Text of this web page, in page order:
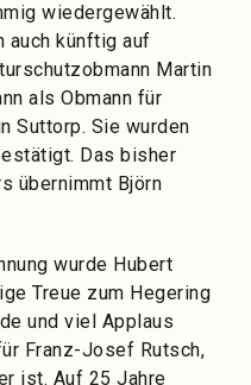
wiedergewählt.
auch künftig auf
Martin
als Obmann für
Suttorp. Sie wurden
Das bisher
übernimmt Björn
wurde Hubert
Treue zum Hegering
und viel Applaus
Franz-Josef Rutsch,
ist. Auf 25 Jahre